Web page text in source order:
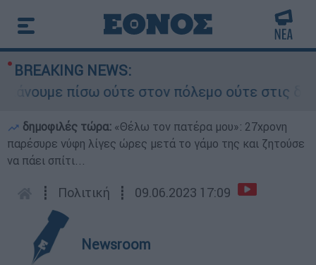
BREAKING NEWS:
πίσω ούτε στον πόλεμο ούτε στις
δημοφιλές τώρα: «Θέλω τον πατέρα μου»: 27χρονη
παρέσυρε νύφη λίγες ώρες μετά το γάμο της και ζητούσε
να πάει σπίτι...
┋ Πολιτική ┋ 09.06.2023 17:09
Newsroom